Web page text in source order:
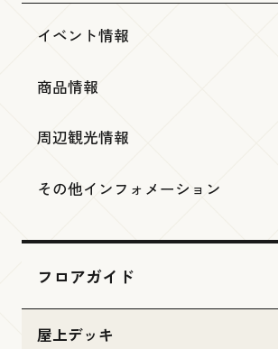
イベント情報
商品情報
周辺観光情報
その他インフォメーション
フロアガイド
屋上デッキ